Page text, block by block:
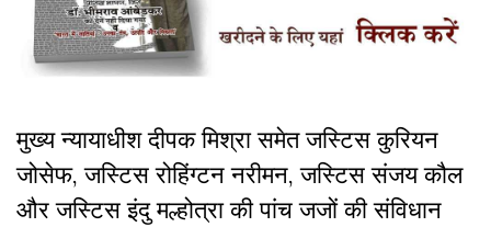
मुख्य न्यायाधीश दीपक मिश्रा समेत जस्टिस कुरियन
जोसेफ, जस्टिस रोहिंग्टन नरीमन, जस्टिस संजय कौल
और जस्टिस इंदु मल्होत्रा की पांच जजों की संविधान